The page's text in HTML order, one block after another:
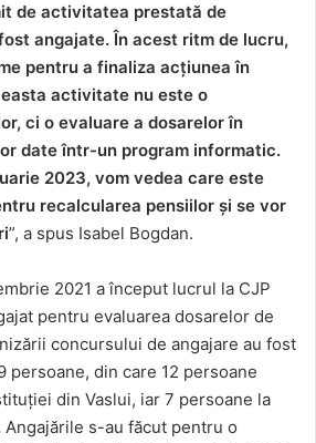
de activitatea prestată de
angajate. În acest ritm de lucru,
pentru a finaliza acțiunea în
activitate nu este o
ci o evaluare a dosarelor în
date într-un program informatic.
2023, vom vedea care este
recalcularea pensiilor și se vor
”, a spus Isabel Bogdan.
2021 a început lucrul la CJP
pentru evaluarea dosarelor de
concursului de angajare au fost
persoane, din care 12 persoane
din Vaslui, iar 7 persoane la
Angajările s-au făcut pentru o